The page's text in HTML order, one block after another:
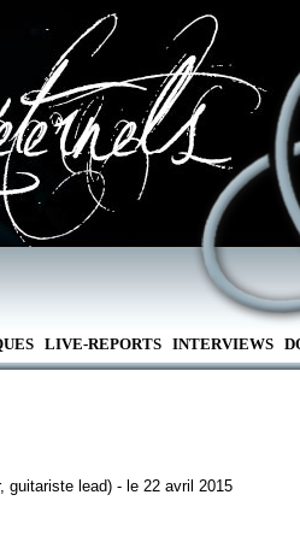
LIVE-REPORTS INTERVIEWS
guitariste lead) - le 22 avril 2015